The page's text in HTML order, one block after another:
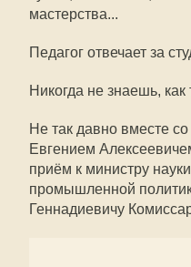
мастерства...
Педагог отвечает за
Никогда не знаешь, как
Не так давно вместе
Евгением
приём к министру
промышленной
Геннадиевичу